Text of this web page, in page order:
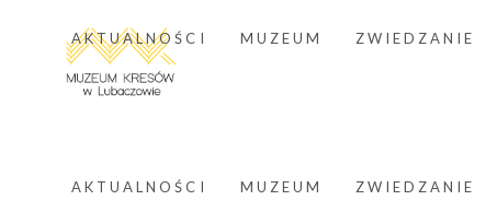
AKTUALNOŚCI MUZEUM ZWIEDZANIE
AKTUALNOŚCI MUZEUM ZWIEDZANIE